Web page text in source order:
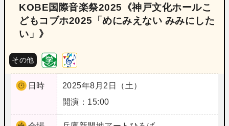
KOBE国際音楽祭2025《神戸文化ホールこ
どもコブホ2025「めにみえない みみにした
い」》
その他
日時
2025年8月2日（土）
開演：15:00